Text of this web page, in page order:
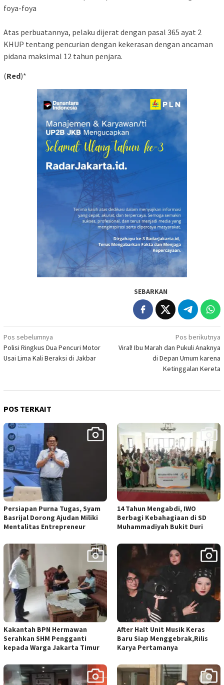
foya-foya
Atas perbuatannya, pelaku dijerat dengan pasal 365 ayat 2
KHUP tentang pencurian dengan kekerasan dengan ancaman
pidana maksimal 12 tahun penjara.
(Red)*
SEBARKAN
Navigasi
pos
Pos sebelumnya
Polisi Ringkus Dua Pencuri Motor
Usai Lima Kali Beraksi di Jakbar
Pos berikutnya
Viral! Ibu Marah dan Pukuli Anaknya
di Depan Umum karena
Ketinggalan Kereta
POS TERKAIT
Persiapan Purna Tugas, Syam
Basrijal Dorong Ajudan Miliki
Mentalitas Entrepreneur
14 Tahun Mengabdi, IWO
Berbagi Kebahagiaan di SD
Muhammadiyah Bukit Duri
Kakantah BPN Hermawan
Serahkan SHM Pengganti
kepada Warga Jakarta Timur
After Halt Unit Musik Keras
Baru Siap Menggebrak,Rilis
Karya Pertamanya